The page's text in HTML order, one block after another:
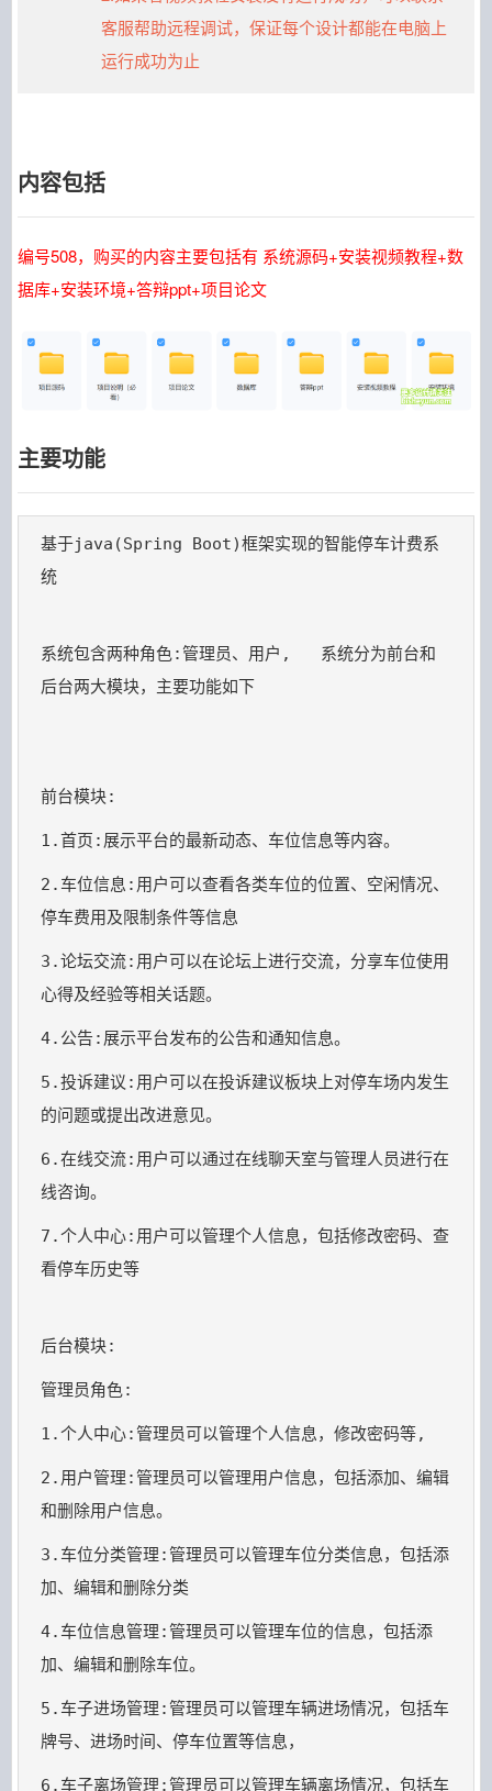
客服帮助远程调试，保证每个设计都能在电脑上
运行成功为止
内容包括
编号508，购买的内容主要包括有 系统源码+安装视频教程+数
据库+安装环境+答辩ppt+项目论文
主要功能
基于java(Spring Boot)框架实现的智能停车计费系
统
系统包含两种角色:管理员、用户,   系统分为前台和
后台两大模块，主要功能如下
2.车位信息:用户可以查看各类车位的位置、空闲情况、
3.论坛交流:用户可以在论坛上进行交流，分享车位使用
5.投诉建议:用户可以在投诉建议板块上对停车场内发生
6.在线交流:用户可以通过在线聊天室与管理人员进行在
7.个人中心:用户可以管理个人信息，包括修改密码、查
看停车历史等
2.用户管理:管理员可以管理用户信息，包括添加、编辑
3.车位分类管理:管理员可以管理车位分类信息，包括添
4.车位信息管理:管理员可以管理车位的信息，包括添
5.车子进场管理:管理员可以管理车辆进场情况，包括车
6.车子离场管理:管理员可以管理车辆离场情况，包括车